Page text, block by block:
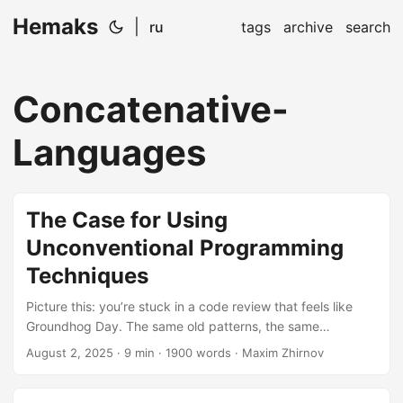
Hemaks ru tags archive search
Concatenative-
Languages
The Case for Using
Unconventional Programming
Techniques
Picture this: you’re stuck in a code review that feels like
Groundhog Day. The same old patterns, the same
predictable solutions, the same “why didn’t we just use a
August 2, 2025 · 9 min · 1900 words · Maxim Zhirnov